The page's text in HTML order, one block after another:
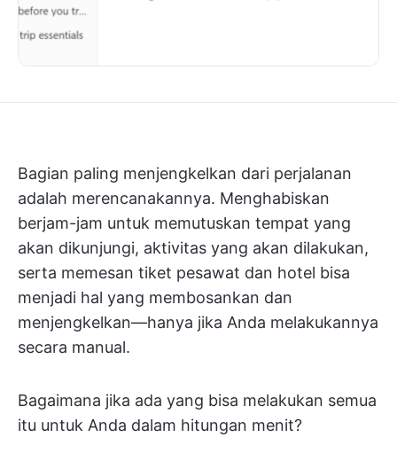
Bagian paling menjengkelkan dari perjalanan
adalah merencanakannya. Menghabiskan
berjam-jam untuk memutuskan tempat yang
akan dikunjungi, aktivitas yang akan dilakukan,
serta memesan tiket pesawat dan hotel bisa
menjadi hal yang membosankan dan
menjengkelkan—hanya jika Anda melakukannya
secara manual.
Bagaimana jika ada yang bisa melakukan semua
itu untuk Anda dalam hitungan menit?